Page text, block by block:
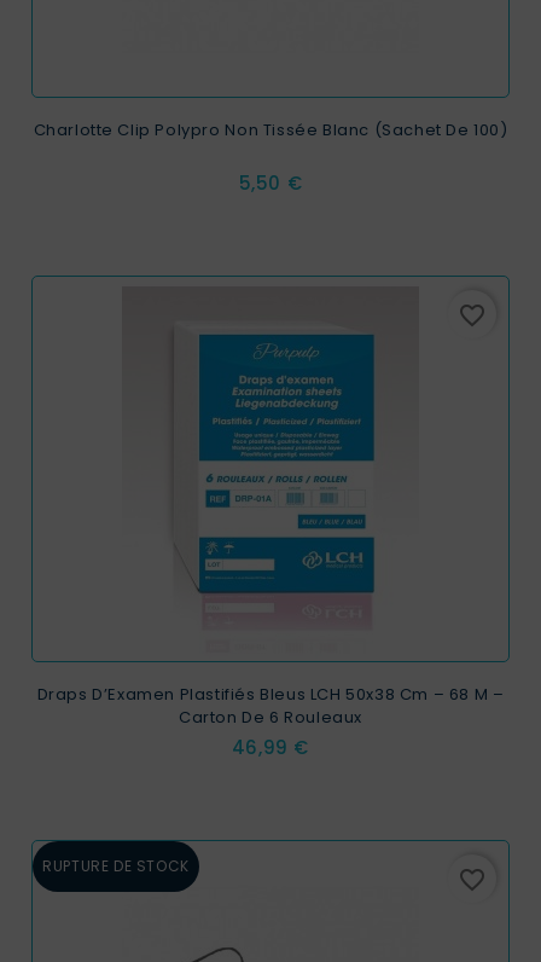
Charlotte Clip Polypro Non Tissée Blanc (sachet De 100)
Prix
5,50 €
favorite_border
Draps D’Examen Plastifiés Bleus LCH 50x38 Cm – 68 M –
Carton De 6 Rouleaux
Prix
46,99 €
RUPTURE DE STOCK favorite_border